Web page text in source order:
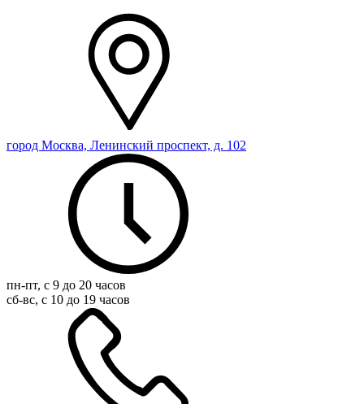
город Москва, Ленинский проспект, д. 102
пн-пт, с 9 до 20 часов
сб-вс, с 10 до 19 часов